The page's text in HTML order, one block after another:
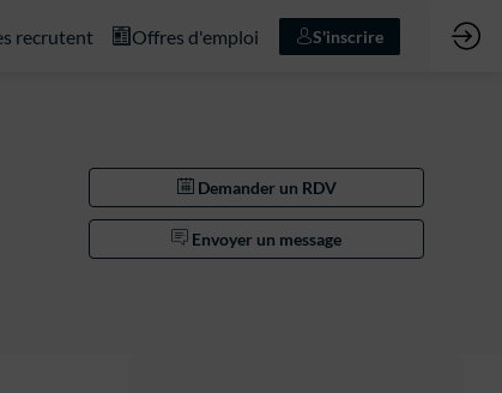
recrutent Offres d'emploi S'inscrire
Demander un RDV
Envoyer un message